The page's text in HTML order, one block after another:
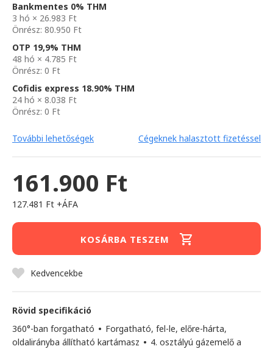
Bankmentes 0% THM
3 hó × 26.983 Ft
Önrész: 80.950 Ft
OTP 19,9% THM
48 hó × 4.785 Ft
Önrész: 0 Ft
Cofidis express 18.90% THM
24 hó × 8.038 Ft
Önrész: 0 Ft
További lehetőségek Cégeknek halasztott fizetéssel
161.900 Ft
127.481 Ft +ÁFA
KOSÁRBA TESZEM
Kedvencekbe
Rövid specifikáció
360°-ban forgatható • Forgatható, fel-le, előre-hárta,
oldalirányba állítható kartámasz • 4. osztályú gázemelő a